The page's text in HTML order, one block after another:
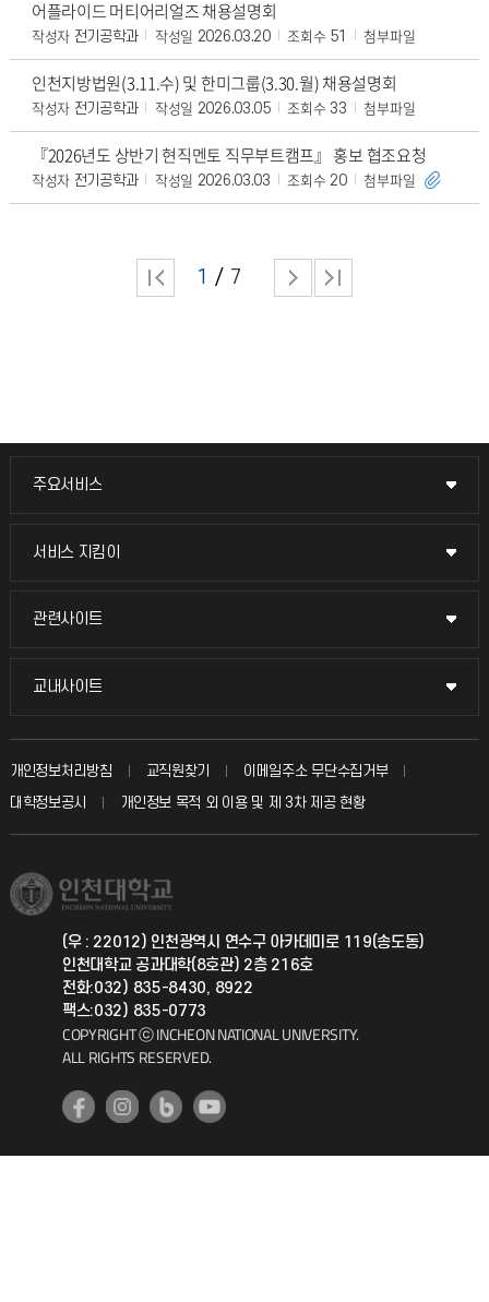
어플라이드 머티어리얼즈 채용설명회
작성자 전기공학과 작성일 2026.03.20 조회수 51 첨부파일
인천지방법원(3.11.수) 및 한미그룹(3.30.월) 채용설명회
작성자 전기공학과 작성일 2026.03.05 조회수 33 첨부파일
『2026년도 상반기 현직멘토 직무부트캠프』 홍보 협조요청
작성자 전기공학과 작성일 2026.03.03 조회수 20 첨부파일
1 7
주요서비스
주요서비스
교무회의방송
입학안내
취업정보(학생)
서비스 지킴이
서비스 지킴이
묻고 답하기
칭찬마당
학생서비스 지킴이
관련사이트
관련사이트
국방헬프콜
총동문회
교내사이트
교내사이트
교수회
교육혁신본부
국제지원과
공자아카데미
기초교육원
개인정보처리방침 교직원찾기
이메일주소 무단수집거부
대학정보공시
개인정보 목적 외 이용 및 제 3차 제공 현황
(우 : 22012) 인천광역시 연수구 아카데미로 119(송도동)
인천대학교 공과대학(8호관) 2층 216호
전화:032) 835-8430, 8922
팩스:032) 835-0773
COPYRIGHT ⓒ INCHEON NATIONAL UNIVERSITY.
ALL RIGHTS RESERVED.